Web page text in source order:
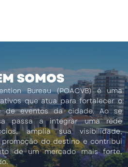
SOMOS
Bureau (POACVB) é uma
que atua para fortalecer o
de eventos da cidade. Ao se
passa a integrar uma rede
amplia sua visibilidade,
do destino e contribui
de um mercado mais forte,